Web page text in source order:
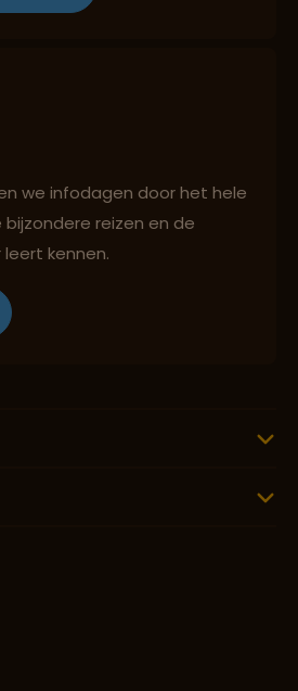
we infodagen door het hele
reizen en de
kennen.